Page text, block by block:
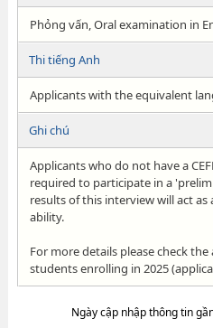
Phỏng vấn, Oral examination in
Thi tiếng Anh
Applicants with the equivalent
Ghi chú
Applicants who do not have a
required to participate in a
results of this interview will act
ability.
For more details please check
students enrolling in 2025
Ngày cập nhập thông tin